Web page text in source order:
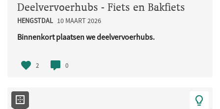
Deelvervoerhubs - Fiets en Bakfiets
HENGSTDAL 10 MAART 2026
Binnenkort plaatsen we deelvervoerhubs.
2 0